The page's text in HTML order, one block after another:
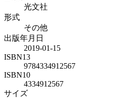
光文社
形式
その他
出版年月日
2019-01-15
ISBN13
9784334912567
ISBN10
4334912567
サイズ